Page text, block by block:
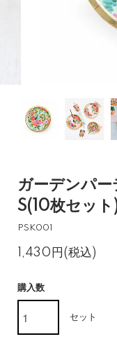
ガーデンパー
S(10枚セット
PSK001
1,430円(税込)
購入数
セット